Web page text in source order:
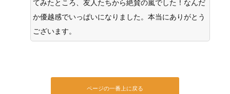
てみたところ、友人たちから絶賛の嵐でした！なんだ
か優越感でいっぱいになりました。本当にありがとう
ございます。
ページの一番上に戻る